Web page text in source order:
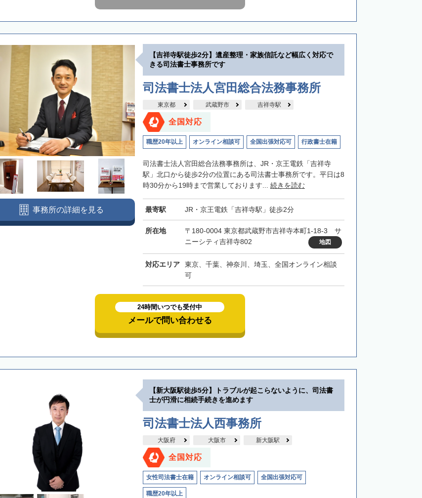
【吉祥寺駅徒歩2分】遺産整理・家族信託など幅広く対応で
きる司法書士事務所です
司法書士法人宮田総合法務事務所
東京都 武蔵野市 吉祥寺駅
全国対応
職歴20年以上 オンライン相談可 全国出張対応可 行政書士在籍
司法書士法人宮田総合法務事務所は、JR・京王電鉄「吉祥寺
駅」北口から徒歩2分の位置にある司法書士事務所です。平日は8
時30分から19時まで営業しております... 続きを読む
最寄駅 JR・京王電鉄「吉祥寺駅」徒歩2分
所在地
〒180-0004 東京都武蔵野市吉祥寺本町1-18-3 サ
ニーシティ吉祥寺802
地図
対応エリア
東京、千葉、神奈川、埼玉、全国オンライン相談
可
事務所の詳細を見る
24時間いつでも受付中
メールで問い合わせる
【新大阪駅徒歩5分】トラブルが起こらないように、司法書
士が円滑に相続手続きを進めます
司法書士法人西事務所
大阪府 大阪市 新大阪駅
全国対応
女性司法書士在籍 オンライン相談可 全国出張対応可
職歴20年以上